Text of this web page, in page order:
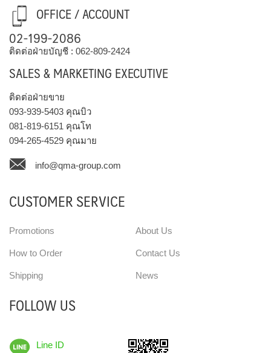
OFFICE / ACCOUNT
02-199-2086
ติดต่อฝ่ายบัญชี : 062-809-2424
SALES & MARKETING EXECUTIVE
ติดต่อฝ่ายขาย
093-939-5403 คุณบิว
081-819-6151 คุณโท
094-265-4529 คุณมาย
info@qma-group.com
CUSTOMER SERVICE
Promotions
How to Order
Shipping
About Us
Contact Us
News
FOLLOW US
Line ID